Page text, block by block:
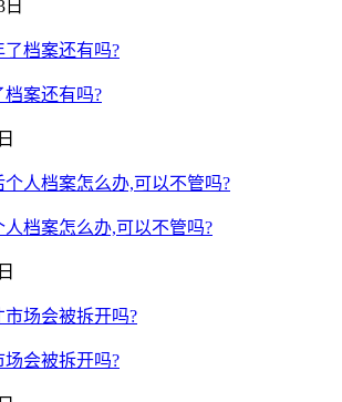
案还有吗?
档案怎么办,可以不管吗?
会被拆开吗?